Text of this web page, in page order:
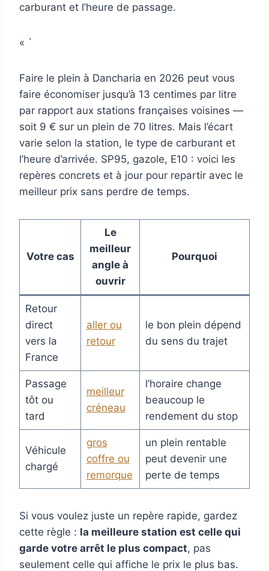
carburant et l’heure de passage.
« `
Faire le plein à Dancharia en 2026 peut vous
faire économiser jusqu’à 13 centimes par litre
par rapport aux stations françaises voisines —
soit 9 € sur un plein de 70 litres. Mais l’écart
varie selon la station, le type de carburant et
l’heure d’arrivée. SP95, gazole, E10 : voici les
repères concrets et à jour pour repartir avec le
meilleur prix sans perdre de temps.
Votre cas
Le
meilleur
angle à
ouvrir
Pourquoi
Retour
direct
vers la
France
aller ou
retour
le bon plein dépend
du sens du trajet
Passage
tôt ou
tard
meilleur
créneau
l’horaire change
beaucoup le
rendement du stop
Véhicule
chargé
gros
coffre ou
remorque
un plein rentable
peut devenir une
perte de temps
Si vous voulez juste un repère rapide, gardez
cette règle : la meilleure station est celle qui
garde votre arrêt le plus compact, pas
seulement celle qui affiche le prix le plus bas.